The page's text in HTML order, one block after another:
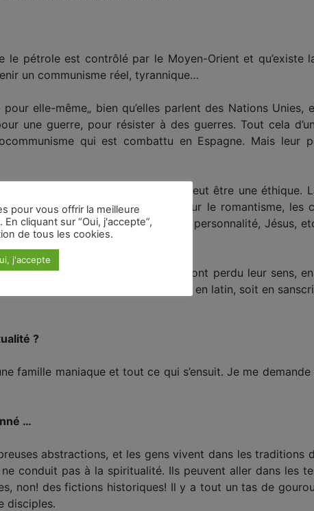
le pétrole est contrôlé par le Moyen-Orient et qu’existe
un communisme réel, tyrannique…
elle-même„ bien qu’elles parlent des Nations Unies,
une guerre, pour résister à des guerres. Tout cela
qui est combattu en Espagne. Mais leur
ils n’ont aucune idée de ce que peut être une éthique.
quelconque. Elle est basée sur le romantisme, les
et tout cela, l’adoration de la personnalité, Jésus,
fait en Inde, en Asie. Les religions ont perdu leur sens,
ont perdu leur signification, soit en latin, soit en
?
famille maniaque et tout ce qui s’ensuit. Je me demande
…
abstractions, et les gens vivent dans les traditions
conduit pas à la spiritualité. Ils peuvent aller dans les
non! des fictions historiques! Il y a tout un tas de
disciples.
pour vous offrir la meilleure
cliquant sur “Oui, j'accepte”,
de tous les cookies.
j'accepte